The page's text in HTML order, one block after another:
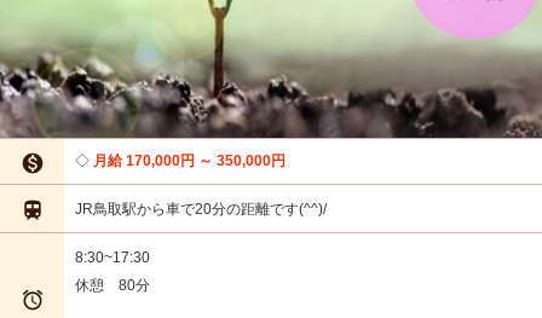
 月給 170,000円 ～ 350,000円
 JR鳥取駅から車で20分の距離です(^^)/

8:30~17:30
休憩 80分